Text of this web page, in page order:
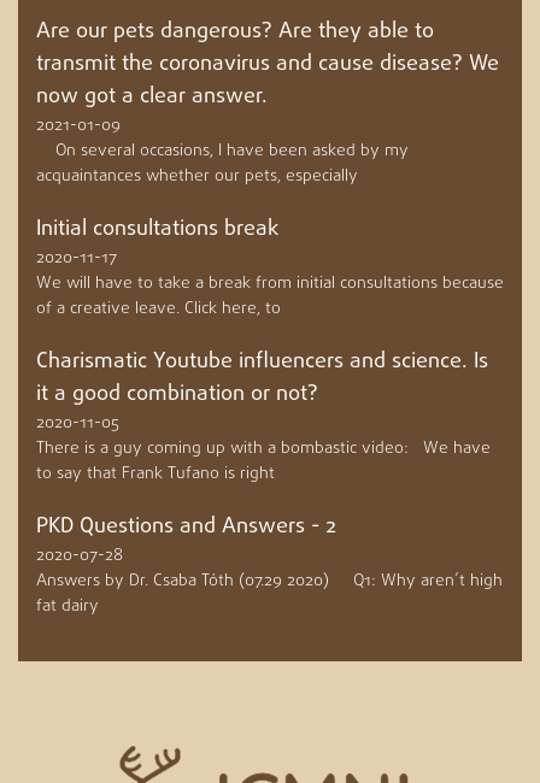
Are our pets dangerous? Are they able to
transmit the coronavirus and cause disease? We
now got a clear answer.
2021-01-09
On several occasions, I have been asked by my
acquaintances whether our pets, especially
Initial consultations break
2020-11-17
We will have to take a break from initial consultations because
of a creative leave. Click here, to
Charismatic Youtube influencers and science. Is
it a good combination or not?
2020-11-05
There is a guy coming up with a bombastic video: We have
to say that Frank Tufano is right
PKD Questions and Answers - 2
2020-07-28
Answers by Dr. Csaba Tóth (07.29 2020) Q1: Why aren’t high
fat dairy